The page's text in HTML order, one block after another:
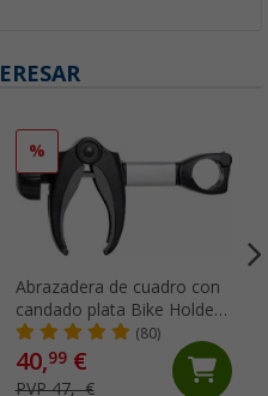
%
Abrazadera de cuadro con
candado plata Bike Holder
Thule Bike
(80)
40,99€
PVP 47,- €